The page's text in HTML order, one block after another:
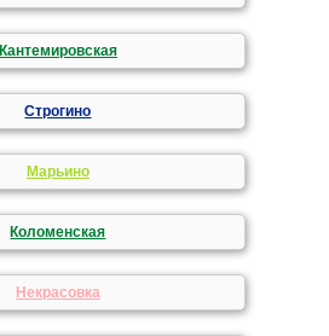
Кантемировская
Строгино
Марьино
Коломенская
Некрасовка